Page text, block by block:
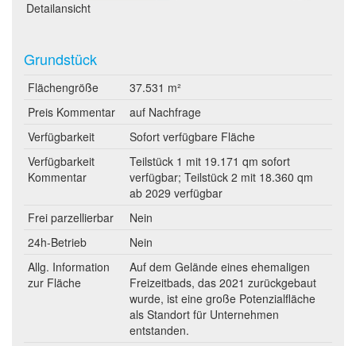
Detailansicht
Grundstück
Flächengröße
37.531 m²
Preis Kommentar
auf Nachfrage
Verfügbarkeit
Sofort verfügbare Fläche
Verfügbarkeit
Kommentar
Teilstück 1 mit 19.171 qm sofort
verfügbar; Teilstück 2 mit 18.360 qm
ab 2029 verfügbar
Frei parzellierbar
Nein
24h-Betrieb
Nein
Allg. Information
zur Fläche
Auf dem Gelände eines ehemaligen
Freizeitbads, das 2021 zurückgebaut
wurde, ist eine große Potenzialfläche
als Standort für Unternehmen
entstanden.